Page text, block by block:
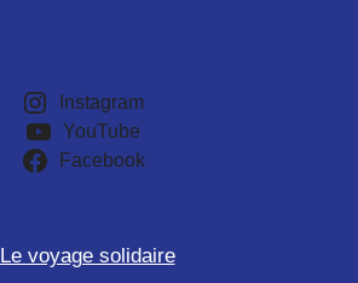
Instagram
YouTube
Facebook
Le voyage solidaire